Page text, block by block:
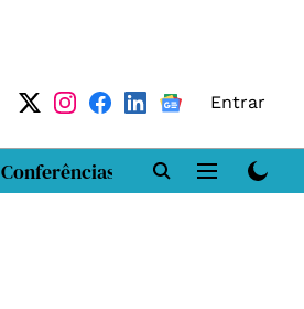
Entrar
Conferências DN LAB